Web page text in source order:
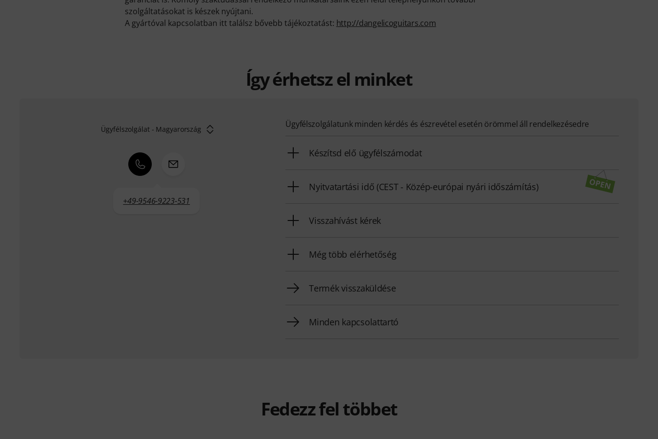
szolgáltatásokat is készek nyújtani.
A gyártóval kapcsolatban itt találsz bővebb tájékoztatást: http://dangelicoguitars.com
Így érhetsz el minket
Ügyfélszolgálat - Magyarország
+49-9546-9223-531
Ügyfélszolgálatunk minden kérdés és észrevétel esetén örömmel áll rendelkezésedre
Készítsd elő ügyfélszámodat
Nyitvatartási idő (CEST - Közép-európai nyári időszámítás)
Visszahívást kérek
Még több elérhetőség
Termék visszaküldése
Minden kapcsolattartó
Fedezz fel többet